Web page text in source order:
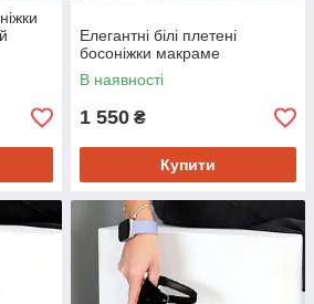
Елегантні білі плетені
босоніжки макраме
В наявності
1 550 ₴
Купити